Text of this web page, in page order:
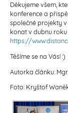
Děkujeme všem,
konference a
společné projekty
konat v dubnu
https://
Těšíme se na Vás! :)
Autorka článku:
Foto: Kryštof